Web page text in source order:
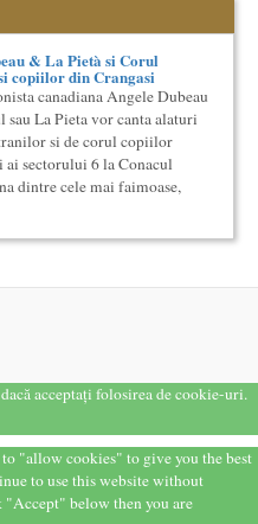
Marile capodopere
de cultura generala
si intensiv, de nivel
care va sustine
Muzicale din 23
curs de Filosofie a vietii
I Universitatea din
Str. Pitar Mos nr. ...
a cursurilor de
& La Pietà si Corul
copiilor din Crangasi
canadiana Angele Dubeau
sau La Pieta vor canta alaturi
si de corul copiilor
sectorului 6 la Conacul
dintre cele mai faimoase,
acceptați folosirea de cookie-uri.
"allow cookies" to give you the best
to use this website without
below then you are